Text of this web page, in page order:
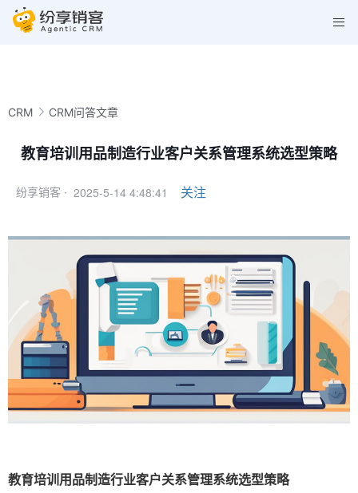
CRM CRM问答文章
教育培训用品制造行业客户关系管理系统选型策略
纷享销客 · 2025-5-14 4:48:41 关注
教育培训用品制造行业客户关系管理系统选型策略